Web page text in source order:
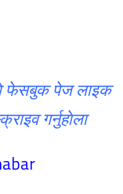
फेसबुक पेज लाइक
गर्नुहाेला